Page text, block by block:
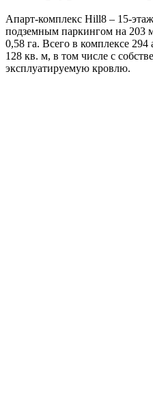
Апарт-комплекс Hill8 – 15-
подземным паркингом на 203
0,58 га. Всего в комплексе
128 кв. м, в том числе с
эксплуатируемую кровлю.